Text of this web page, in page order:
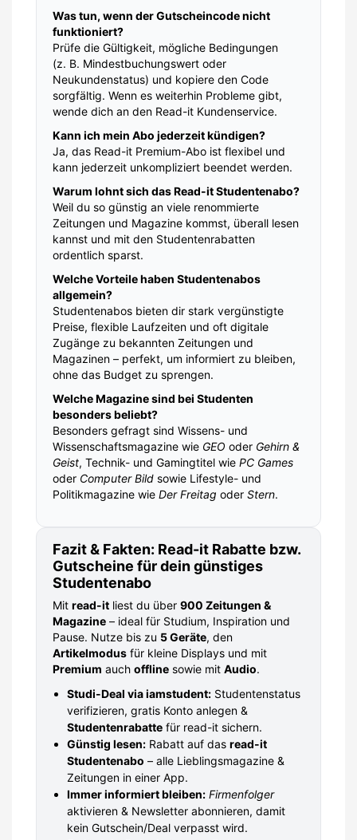
Was tun, wenn der Gutscheincode nicht
funktioniert?
Prüfe die Gültigkeit, mögliche Bedingungen
(z. B. Mindestbuchungswert oder
Neukundenstatus) und kopiere den Code
sorgfältig. Wenn es weiterhin Probleme gibt,
wende dich an den Read-it Kundenservice.
Kann ich mein Abo jederzeit kündigen?
Ja, das Read-it Premium-Abo ist flexibel und
kann jederzeit unkompliziert beendet werden.
Warum lohnt sich das Read-it Studentenabo?
Weil du so günstig an viele renommierte
Zeitungen und Magazine kommst, überall lesen
kannst und mit den Studentenrabatten
ordentlich sparst.
Welche Vorteile haben Studentenabos
allgemein?
Studentenabos bieten dir stark vergünstigte
Preise, flexible Laufzeiten und oft digitale
Zugänge zu bekannten Zeitungen und
Magazinen – perfekt, um informiert zu bleiben,
ohne das Budget zu sprengen.
Welche Magazine sind bei Studenten
besonders beliebt?
Besonders gefragt sind Wissens- und
Wissenschaftsmagazine wie GEO oder Gehirn &
Geist, Technik- und Gamingtitel wie PC Games
oder Computer Bild sowie Lifestyle- und
Politikmagazine wie Der Freitag oder Stern.
Fazit & Fakten: Read-it Rabatte bzw.
Gutscheine für dein günstiges
Studentenabo
Mit read-it liest du über 900 Zeitungen &
Magazine – ideal für Studium, Inspiration und
Pause. Nutze bis zu 5 Geräte, den
Artikelmodus für kleine Displays und mit
Premium auch offline sowie mit Audio.
Studi-Deal via iamstudent: Studentenstatus
verifizieren, gratis Konto anlegen &
Studentenrabatte für read-it sichern.
Günstig lesen: Rabatt auf das read-it
Studentenabo – alle Lieblingsmagazine &
Zeitungen in einer App.
Immer informiert bleiben: Firmenfolger
aktivieren & Newsletter abonnieren, damit
kein Gutschein/Deal verpasst wird.